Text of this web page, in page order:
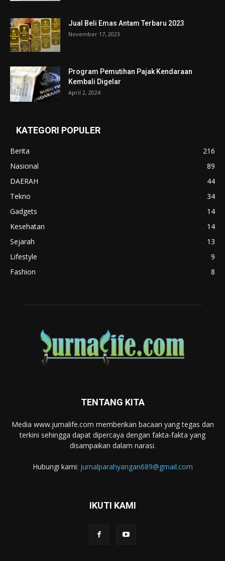
Jual Beli Emas Antam Terbaru 2023
November 17, 2023
Program Pemutihan Pajak Kendaraan
Kembali Digelar
April 2, 2024
KATEGORI POPULER
Berita
216
Nasional
89
DAERAH
44
Tekno
34
Gadgets
14
Kesehatan
14
Sejarah
13
Lifestyle
9
Fashion
8
TENTANG KITA
Media www.jurnalife.com memberikan bacaan yang tegas dan
terkini sehingga dapat dipercaya dengan fakta-fakta yang
disampaikan dalam narasi.
Hubungi kami: jurnalparahyangan689@gmail.com
IKUTI KAMI